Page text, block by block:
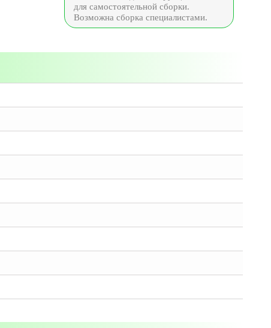
для самостоятельной сборки.
Возможна сборка специалистами.